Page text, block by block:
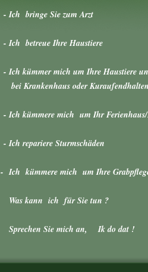
- Ich bringe Sie zum Arzt
- Ich betreue Ihre Haustiere
- Ich kümmer mich um Ihre Haustiere
bei Krankenhaus oder Kuraufendhalten
- Ich kümmere mich um Ihr
- Ich repariere Sturmschäden
- Ich kümmere mich um Ihre
Was kann ich für Sie tun ?
Sprechen Sie mich an, Ik do dat !